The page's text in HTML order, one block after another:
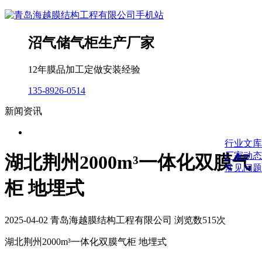
沼气储气柜生产厂家
12年膜品加工定做安装经验
135-8926-0514
新闻资讯
行业文库
厂家动态
常见问题
湖北荆州2000m³一体化双膜气
柜 地埋式
2025-04-02 青岛海越膜结构工程有限公司 浏览数515次
湖北荆州 2000m³一体化双膜气柜 地埋式